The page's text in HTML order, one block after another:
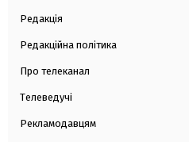
Редакція
Редакційна політика
Про телеканал
Телеведучі
Рекламодавцям